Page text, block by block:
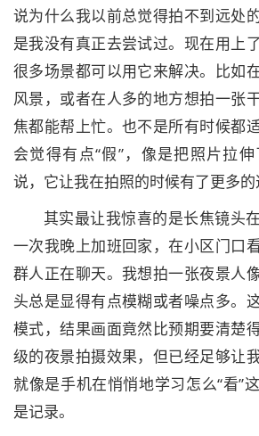
说为什么我以前总觉得拍不到远处
是我没有真正去尝试过。现在用上
很多场景都可以用它来解决。比如
风景，或者在人多的地方想拍一张
焦都能帮上忙。也不是所有时候都
会觉得有点“假”，像是把照片拉
说，它让我在拍照的时候有了更多的
其实最让我惊喜的是长焦镜头
一次我晚上加班回家，在小区门口
群人正在聊天。我想拍一张夜景人
头总是显得有点模糊或者噪点多。
模式，结果画面竟然比预期要清楚
级的夜景拍摄效果，但已经足够让
就像是手机在悄悄地学习怎么“看”
是记录。